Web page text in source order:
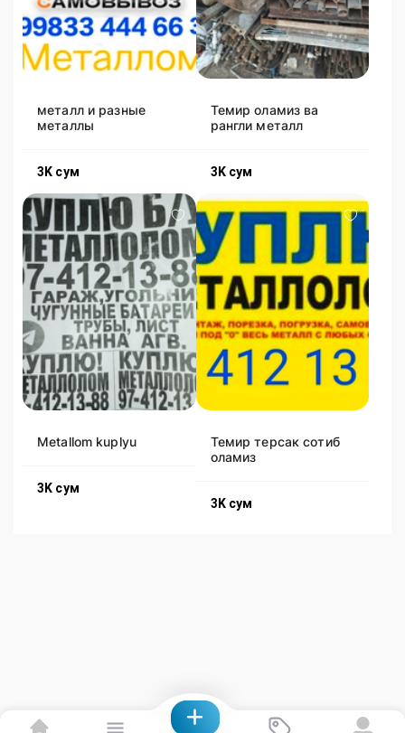
металл и разные
металлы
3K сум
Темир оламиз ва
рангли металл
3K сум
Metallom kuplyu
3K сум
Темир терсак сотиб
оламиз
3K сум